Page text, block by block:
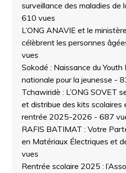
surveillance des maladies de
610 vues
L’ONG ANAVIE et le
célèbrent les personnes
vues
Sokodé : Naissance du
nationale pour la jeunesse -
Tchawiridè : L’ONG SOVET
et distribue des kits scolaires
rentrée 2025-2026 - 687
RAFIS BATIMAT : Votre
en Matériaux Électriques et
vues
Rentrée scolaire 2025 :